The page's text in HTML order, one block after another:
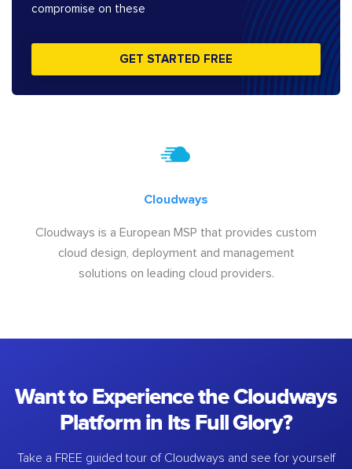
compromise on these
GET STARTED FREE
Cloudways
Cloudways is a European MSP that provides custom
cloud design, deployment and management
solutions on leading cloud providers.
Want to Experience the Cloudways
Platform in Its Full Glory?
Take a FREE guided tour of Cloudways and see for yourself